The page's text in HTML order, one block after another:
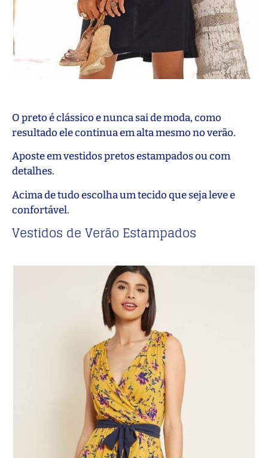
O preto é clássico e nunca sai de moda, como
resultado ele continua em alta mesmo no verão.
Aposte em vestidos pretos estampados ou com
detalhes.
Acima de tudo escolha um tecido que seja leve e
confortável.
Vestidos de Verão Estampados